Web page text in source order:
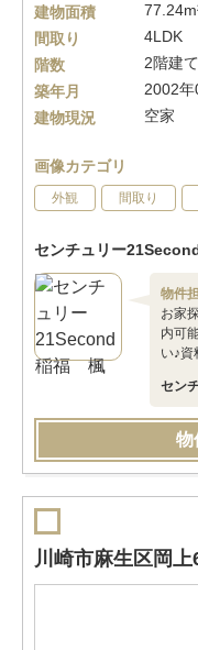
建物面積
間取り
4LDK
階数
2階建て
築年月
2002年
建物現況
空家
画像カテゴリ
外観 間取り
センチュリー
物件
お家
内可
い♪資
セン
物
川崎市麻生区岡